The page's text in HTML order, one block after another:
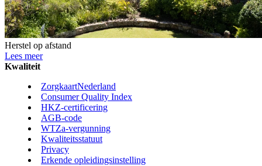
Herstel op afstand
Lees meer
Kwaliteit
ZorgkaartNederland
Consumer Quality Index
HKZ-certificering
AGB-code
WTZa-vergunning
Kwaliteitsstatuut
Privacy
Erkende opleidingsinstelling